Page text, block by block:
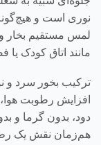
نوری است و
لمس مستقیم بخار
مانند اتاق کودک
ترکیب بخور سرد و
افزایش رطوبت
دود، بدون گرما و
هم‌زمان نقش یک